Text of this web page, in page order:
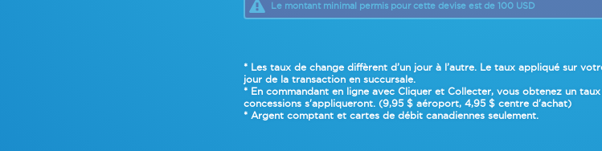
Le montant minimal permis pour cette devise est de 100 USD
* Les taux de change diffèrent d’un jour à l’autre. Le taux appliqué sur
jour de la transaction en succursale.
* En commandant en ligne avec Cliquer et Collecter, vous obtenez un
concessions s'appliqueront. (9,95 $ aéroport, 4,95 $ centre d'achat)
* Argent comptant et cartes de débit canadiennes seulement.